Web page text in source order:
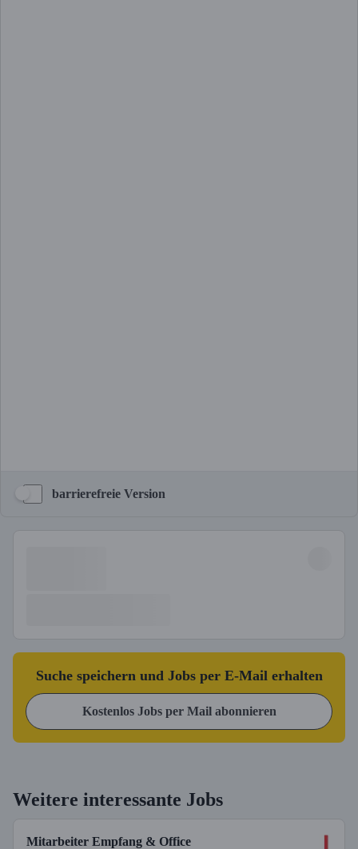
barrierefreie Version
Suche speichern und Jobs per E-Mail erhalten
Kostenlos Jobs per Mail abonnieren
Weitere interessante Jobs
Mitarbeiter Empfang & Office